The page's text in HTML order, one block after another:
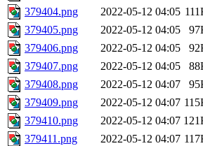
379404.png
2022-05-12 04:05
379405.png
2022-05-12 04:05
379406.png
2022-05-12 04:05
379407.png
2022-05-12 04:05
379408.png
2022-05-12 04:07
379409.png
2022-05-12 04:07
379410.png
2022-05-12 04:07
379411.png
2022-05-12 04:07